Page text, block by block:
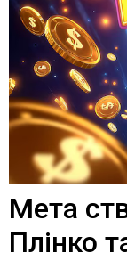
Мета
Плінко